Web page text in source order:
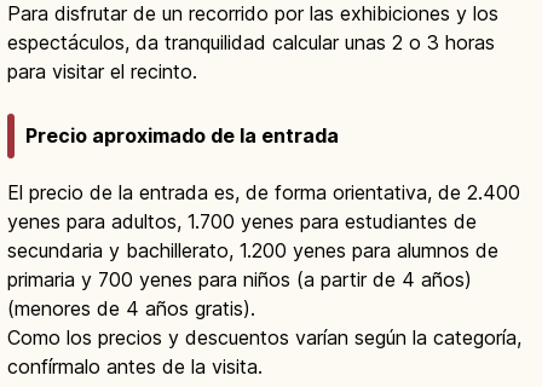
Para disfrutar de un recorrido por las exhibiciones y los
espectáculos, da tranquilidad calcular unas 2 o 3 horas
para visitar el recinto.
Precio aproximado de la entrada
El precio de la entrada es, de forma orientativa, de 2.400
yenes para adultos, 1.700 yenes para estudiantes de
secundaria y bachillerato, 1.200 yenes para alumnos de
primaria y 700 yenes para niños (a partir de 4 años)
(menores de 4 años gratis).
Como los precios y descuentos varían según la categoría,
confírmalo antes de la visita.